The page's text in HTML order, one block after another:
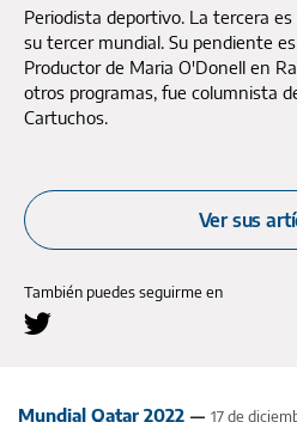
Periodista deportivo. La tercera
su tercer mundial. Su pendiente
Productor de Maria O'Donell en
otros programas, fue columnista
Cartuchos.
Ver sus
También puedes seguirme en
Mundial Qatar 2022 17 de